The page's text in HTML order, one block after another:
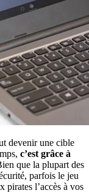
devenir une cible
c’est grâce à
que la plupart des
parfois le jeu
pirates l’accès à vos